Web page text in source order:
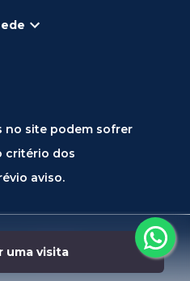
uma visita
no site podem sofrer
critério dos
aviso.
por